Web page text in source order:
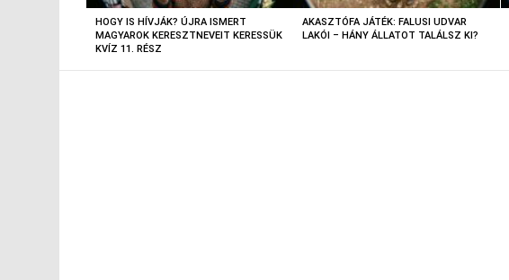
HOGY IS HÍVJÁK? ÚJRA ISMERT
MAGYAROK KERESZTNEVEIT KERESSÜK
KVÍZ 11. RÉSZ
AKASZTÓFA JÁTÉK: FALUSI UDVAR
LAKÓI – HÁNY ÁLLATOT TALÁLSZ KI?